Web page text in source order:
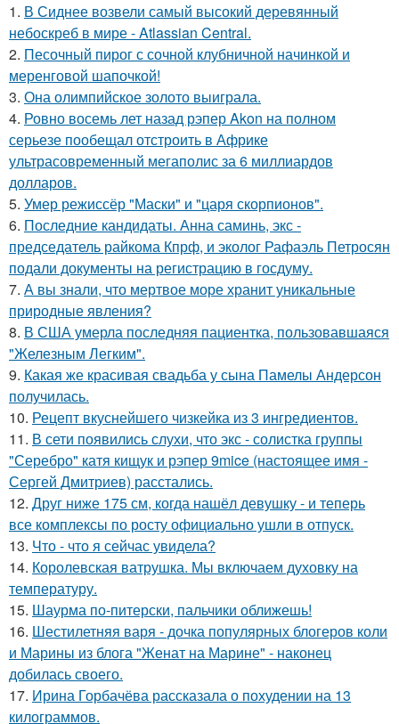
1. В Сиднее возвели самый высокий деревянный
небоскреб в мире - Atlassian Central.
2. Песочный пирог с сочной клубничной начинкой и
меренговой шапочкой!
3. Она олимпийское золото выиграла.
4. Ровно восемь лет назад рэпер Akon на полном
серьезе пообещал отстроить в Африке
ультрасовременный мегаполис за 6 миллиардов
долларов.
5. Умер режиссёр "Маски" и "царя скорпионов".
6. Последние кандидаты. Анна саминь, экс -
председатель райкома Кпрф, и эколог Рафаэль Петросян
подали документы на регистрацию в госдуму.
7. А вы знали, что мертвое море хранит уникальные
природные явления?
8. В США умерла последняя пациентка, пользовавшаяся
"Железным Легким".
9. Какая же красивая свадьба у сына Памелы Андерсон
получилась.
10. Рецепт вкуснейшего чизкейка из 3 ингредиентов.
11. В сети появились слухи, что экс - солистка группы
"Серебро" катя кищук и рэпер 9mice (настоящее имя -
Сергей Дмитриев) расстались.
12. Друг ниже 175 см, когда нашёл девушку - и теперь
все комплексы по росту официально ушли в отпуск.
13. Что - что я сейчас увидела?
14. Королевская ватрушка. Мы включаем духовку на
температуру.
15. Шаурма по-питерски, пальчики оближешь!
16. Шестилетняя варя - дочка популярных блогеров коли
и Марины из блога "Женат на Марине" - наконец
добилась своего.
17. Ирина Горбачёва рассказала о похудении на 13
килограммов.